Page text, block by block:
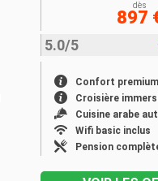
5.0/5
Confort premium
Croisière
Cuisine arabe
Wifi basic inclus
Pension
dès
897